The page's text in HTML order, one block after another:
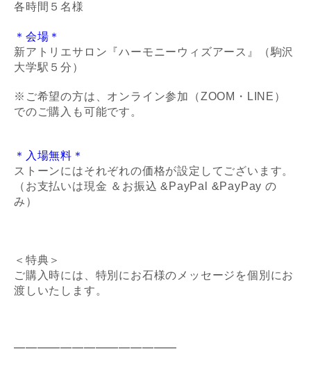
各時間５名様
＊会場＊
新アトリエサロン『ハーモニーウィズアース』（駒沢
大学駅５分）
※ご希望の方は、 オンライン参加（ZOOM・LINE）
でのご購入も可能です。
＊入場無料＊
ストーンにはそれぞれの価格が設定してございます。
（お支払いは現金 ＆お振込 &PayPal &PayPay の
み）
＜特典＞
ご購入時には、特別にお石様のメッセージを個別にお
渡しいたします。
━━━━━━━━━━━━━━